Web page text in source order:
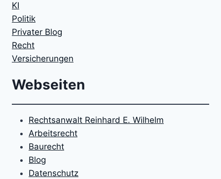
KI
Politik
Privater Blog
Recht
Versicherungen
Webseiten
Rechtsanwalt Reinhard E. Wilhelm
Arbeitsrecht
Baurecht
Blog
Datenschutz